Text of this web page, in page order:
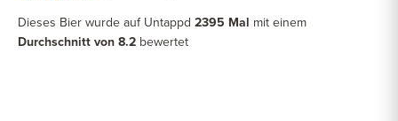
Dieses Bier wurde auf Untappd 2395 Mal mit einem
Durchschnitt von 8.2 bewertet